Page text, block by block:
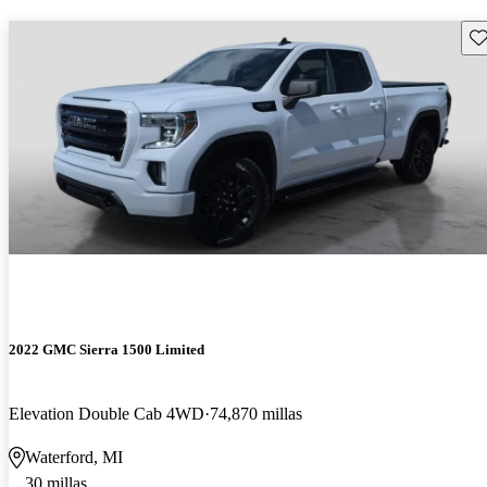
2022 GMC Sierra 1500 Limited
Elevation Double Cab 4WD 74,870 millas
Waterford, MI